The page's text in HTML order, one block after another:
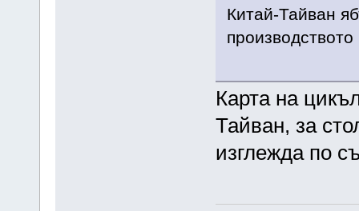
Китай-Тайван
Карта на
Тайван, за
изглежда по